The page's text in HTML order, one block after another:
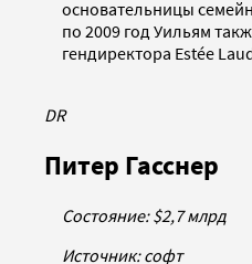
основательницы
по 2009 год Уильям
гендиректора Estée
DR
Питер Гасснер
Состояние: $2,7 млрд
Источник: софт